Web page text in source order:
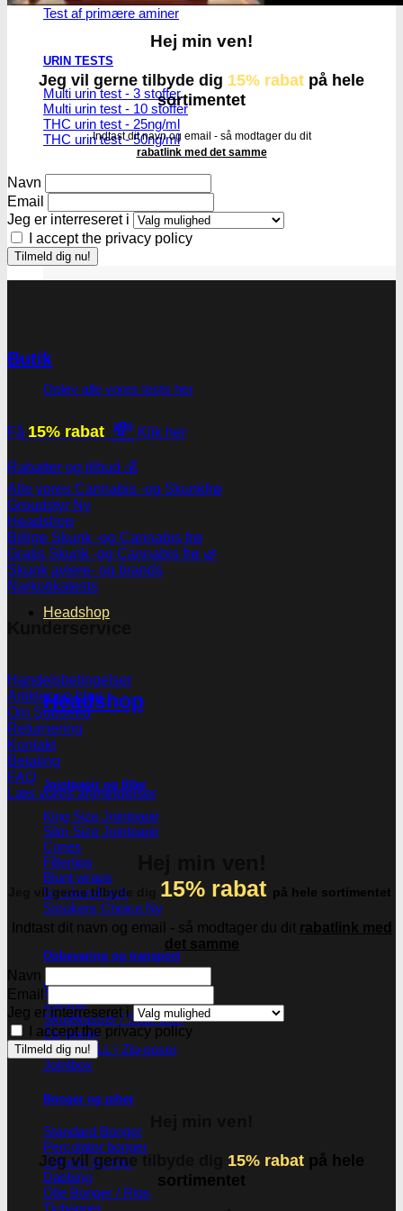
Test af primære aminer
URIN TESTS
Multi urin test - 3 stoffer
Multi urin test - 10 stoffer
THC urin test - 25ng/ml
THC urin test - 50ng/ml
Oplev alle vores tests her
Headshop
Headshop
Jointpapir og filter
King Size Jointpapir
Slim Size Jointpapir
Cones
Filtertips
Blunt wraps
SmokersPack
Smokers Choice
Opbevaring og transport
Vacuum beholdere
Jointrør
Skulekasser / Stashbox
Zip-poser
NO SMELL | Zip-poser
Jointbox
Bonger og piber
Standard Bonger
Percolator bonger
Diffusor bonger
Dabbing
Olie Bonger / Rigs
Tjubanger
Hej min ven!
Jeg vil gerne tilbyde dig 15% rabat på hele
sortimentet
Indtast dit navn og email - så modtager du dit
rabatlink med det samme
Navn
Email
Jeg er interreseret i
I accept the privacy policy
Butik
Få 15% rabat 💸 Klik her
Rabatter og tilbud 💰
Alle vores Cannabis -og Skunkfrø
Groudstyr
Headshop
Billige Skunk -og Cannabis frø
Gratis Skunk -og Cannabis frø 🌿
Skunk avlere- og brands
Narkotikatests
Handelsbetingelser
Artikler og blog
Om Subseed
Returnering
Kontakt
Betaling
FAQ
Læs vores anmeldelser
Jeg vil gerne tilbyde dig 15% rabat på hele sortimentet
Indtast dit navn og email - så modtager du dit rabatlink med
det samme
Navn
Email
Jeg er interreseret i
I accept the privacy policy
Jeg vil gerne tilbyde dig 15% rabat på hele
sortimentet